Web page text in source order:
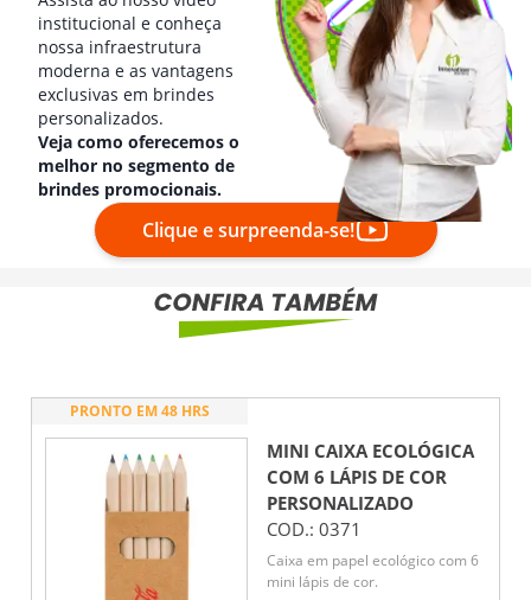
institucional e conheça
nossa infraestrutura
moderna e as vantagens
exclusivas em brindes
personalizados.
Veja como oferecemos o
melhor no segmento de
brindes promocionais.
Clique e surpreenda-se!
PRONTO EM 48 HRS
MINI CAIXA ECOLÓGICA
COM 6 LÁPIS DE COR
PERSONALIZADO
COD.: 0371
Caixa em papel ecológico com 6
mini lápis de cor.